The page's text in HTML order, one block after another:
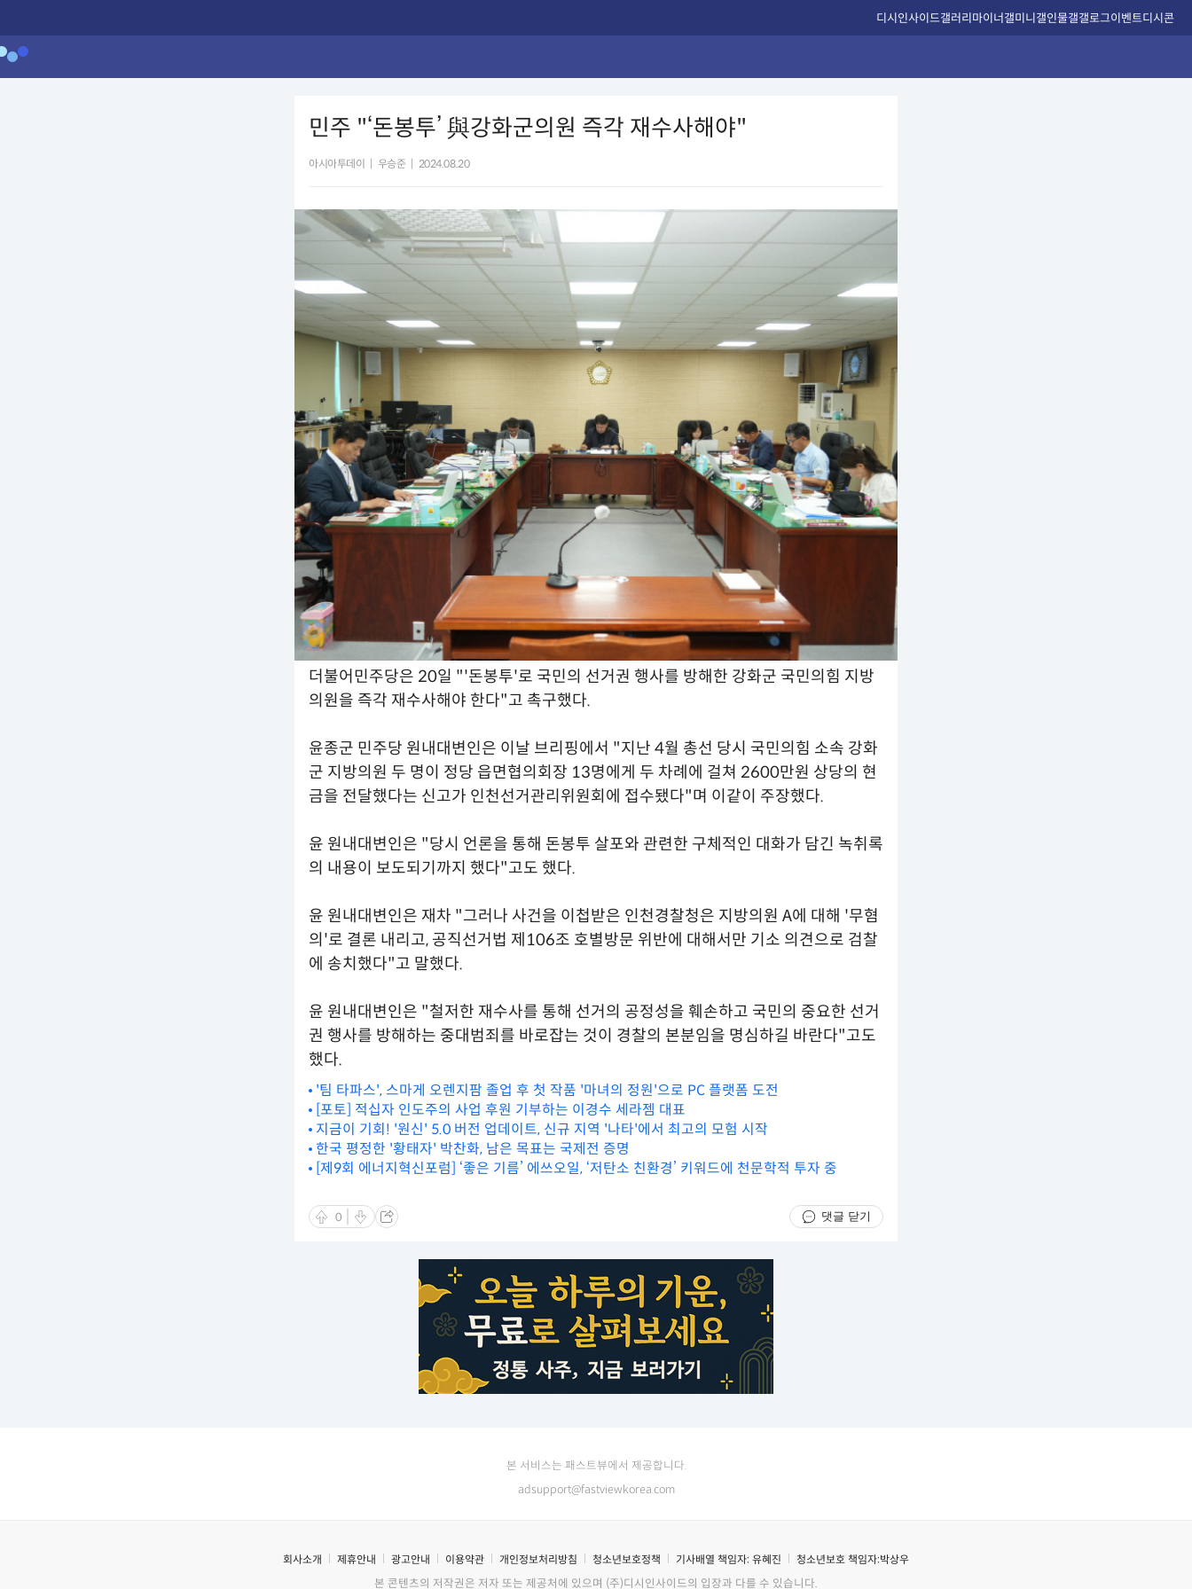
디시인사이드갤러리마이너갤미니갤인물갤갤로그이벤트디시콘
민주 "‘돈봉투’ 與강화군의원 즉각 재수사해야"
아시아투데이 우승준 2024.08.20
더불어민주당은 20일 "'돈봉투'로 국민의 선거권 행사를 방해한 강화군 국민의힘 지방
의원을 즉각 재수사해야 한다"고 촉구했다.
윤종군 민주당 원내대변인은 이날 브리핑에서 "지난 4월 총선 당시 국민의힘 소속 강화
군 지방의원 두 명이 정당 읍면협의회장 13명에게 두 차례에 걸쳐 2600만원 상당의 현
금을 전달했다는 신고가 인천선거관리위원회에 접수됐다"며 이같이 주장했다.
윤 원내대변인은 "당시 언론을 통해 돈봉투 살포와 관련한 구체적인 대화가 담긴 녹취록
의 내용이 보도되기까지 했다"고도 했다.
윤 원내대변인은 재차 "그러나 사건을 이첩받은 인천경찰청은 지방의원 A에 대해 '무혐
의'로 결론 내리고, 공직선거법 제106조 호별방문 위반에 대해서만 기소 의견으로 검찰
에 송치했다"고 말했다.
윤 원내대변인은 "철저한 재수사를 통해 선거의 공정성을 훼손하고 국민의 중요한 선거
권 행사를 방해하는 중대범죄를 바로잡는 것이 경찰의 본분임을 명심하길 바란다"고도
했다.
'팀 타파스', 스마게 오렌지팜 졸업 후 첫 작품 '마녀의 정원'으로 PC 플랫폼 도전
[포토] 적십자 인도주의 사업 후원 기부하는 이경수 세라젬 대표
지금이 기회! '원신' 5.0 버전 업데이트, 신규 지역 '나타'에서 최고의 모험 시작
한국 평정한 '황태자' 박찬화, 남은 목표는 국제전 증명
[제9회 에너지혁신포럼] ‘좋은 기름’ 에쓰오일, ‘저탄소 친환경’ 키워드에 천문학적 투자 중
0 댓글 닫기
본 서비스는 패스트뷰에서 제공합니다.
adsupport@fastviewkorea.com
회사소개 제휴안내 광고안내 이용약관 개인정보처리방침 청소년보호정책 기사배열 책임자: 유혜진 청소년보호 책임자:박상우
본 콘텐츠의 저작권은 저자 또는 제공처에 있으며 (주)디시인사이드의 입장과 다를 수 있습니다.